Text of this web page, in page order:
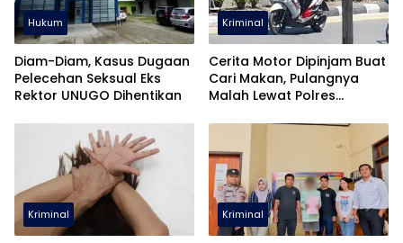
Hukum
Diam-Diam, Kasus Dugaan
Pelecehan Seksual Eks
Rektor UNUGO Dihentikan
Kriminal
Cerita Motor Dipinjam Buat
Cari Makan, Pulangnya
Malah Lewat Polres
Kriminal Kriminal